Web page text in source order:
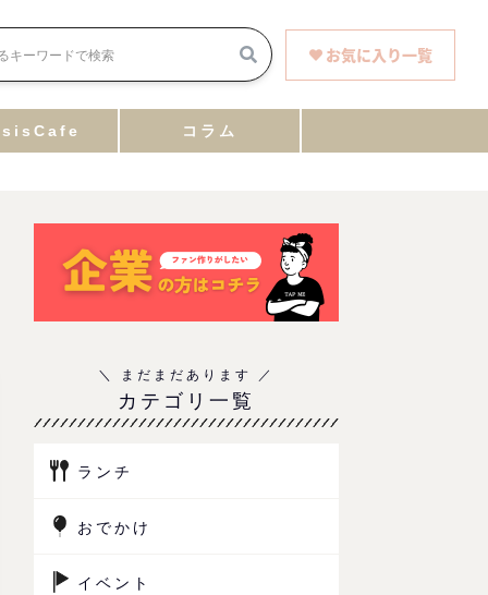
お気に入り一覧
コラム
カテゴリ一覧
ランチ
おでかけ
イベント